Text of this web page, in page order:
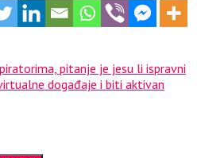
pitanje je jesu li ispravni
događaje i biti aktivan